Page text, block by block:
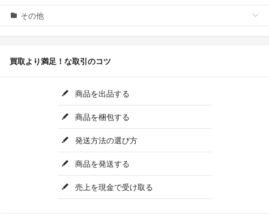
その他
買取より満足！な取引のコツ
商品を出品する
商品を梱包する
発送方法の選び方
商品を発送する
売上を現金で受け取る